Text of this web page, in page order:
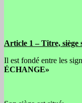
Article 1 –Titre, siège
Il est fondé entre les
ÉCHANGE»